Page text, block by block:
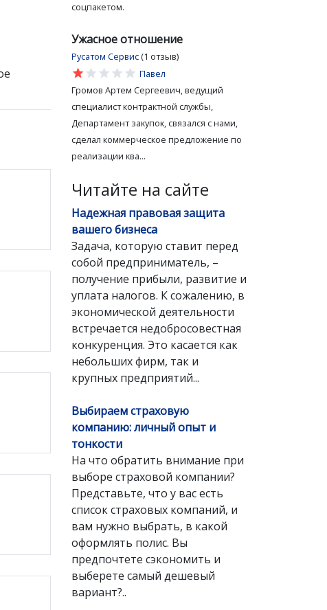
соцпакетом.
Ужасное отношение
Русатом Сервис (1 отзыв)
star
star
star
star
star
Павел
Громов Артем Сергеевич, ведущий
специалист контрактной службы,
Департамент закупок, связался с нами,
сделал коммерческое предложение по
реализации ква...
Читайте на сайте
Надежная правовая защита
вашего бизнеса
Задача, которую ставит перед
собой предприниматель, –
получение прибыли, развитие и
уплата налогов. К сожалению, в
экономической деятельности
встречается недобросовестная
конкуренция. Это касается как
небольших фирм, так и
крупных предприятий...
Выбираем страховую
компанию: личный опыт и
тонкости
На что обратить внимание при
выборе страховой компании?
Представьте, что у вас есть
список страховых компаний, и
вам нужно выбрать, в какой
оформлять полис. Вы
предпочтете сэкономить и
выберете самый дешевый
вариант?..